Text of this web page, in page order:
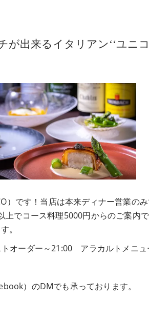
が出来るイタリアン‘‘ユニコ
）です！当店は本来ディナー営業の
でコース料理5000円からのご案内
。
オーダー～21:00 アラカルトメニュ
）のDMでも承っております。